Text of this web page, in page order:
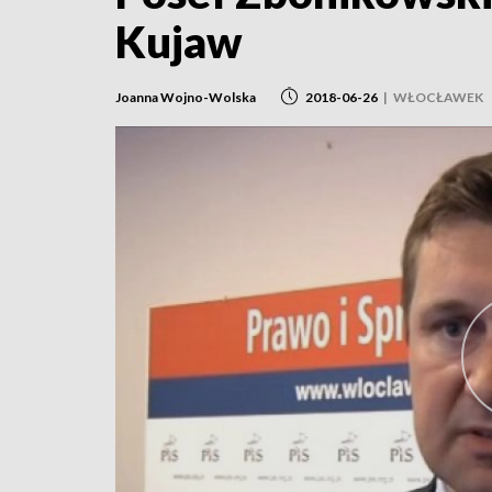
Kujaw
Joanna Wojno-Wolska 2018-06-26 | WŁOCŁAWEK